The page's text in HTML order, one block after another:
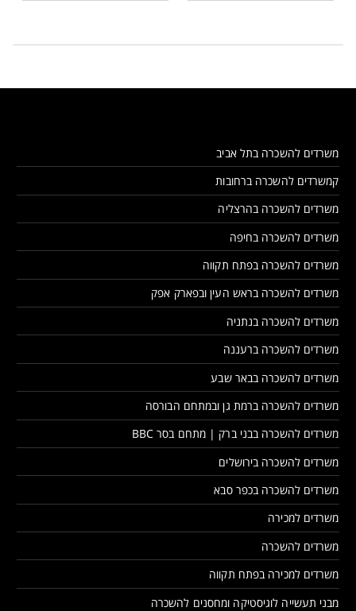
משרדים להשכרה בתל אביב
קמשרדים להשכרה ברחובות
משרדים להשכרה בהרצליה
משרדים להשכרה בחיפה
משרדים להשכרה בפתח תקווה
משרדים להשכרה בראש העין ובפארק אפק
משרדים להשכרה בנתניה
משרדים להשכרה ברעננה
משרדים להשכרה בבאר שבע
משרדים להשכרה ברמת גן ובמתחם הבורסה
משרדים להשכרה בבני ברק | מתחם בסר BBC
משרדים להשכרה בירושלים
משרדים להשכרה בכפר סבא
משרדים למכירה
משרדים להשכרה
משרדים למכירה בפתח תקווה
מבני תעשייה לוגיסטיקה ומחסנים להשכרה